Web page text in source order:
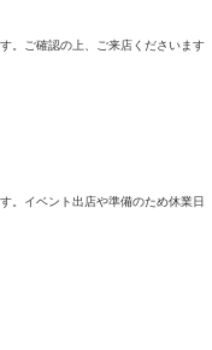
。ご確認の上、ご来店くださいます
。イベント出店や準備のため休業日